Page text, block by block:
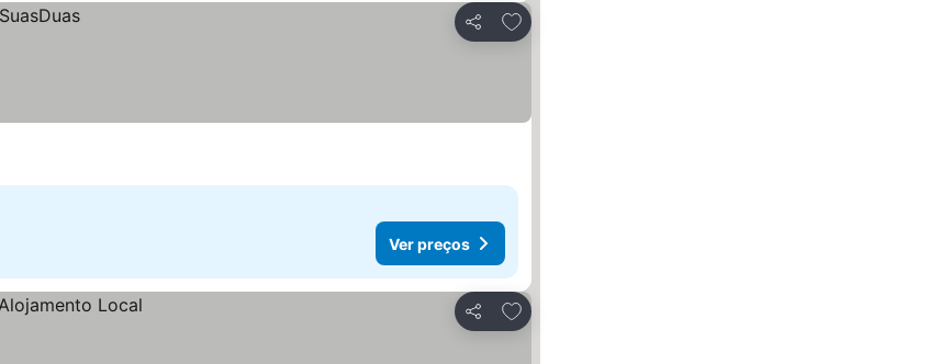
Partilhar
Adicionar aos favoritos
Ver preços
Partilhar
Adicionar aos favoritos